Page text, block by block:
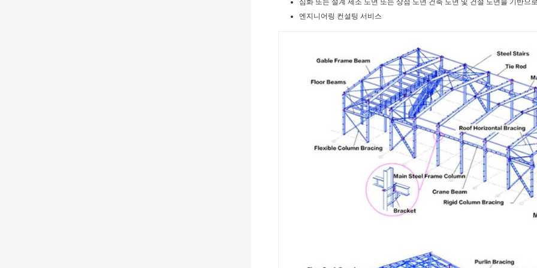
심화 또는 설계 제조 도면 또는 상점 도면 건축 도면 및 건설 도면을 기반으
엔지니어링 컨설팅 서비스